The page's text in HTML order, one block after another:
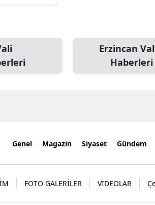
Erzincan
Haberleri
Genel Magazin Siyaset Gündem
FOTO GALERİLER VİDEOLAR